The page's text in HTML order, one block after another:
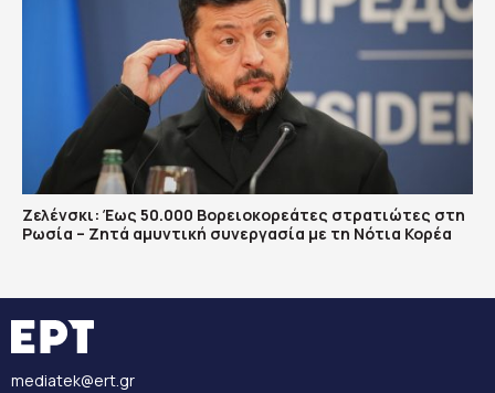
Ζελένσκι: Έως 50.000 Βορειοκορεάτες στρατιώτες στη
Ρωσία – Ζητά αμυντική συνεργασία με τη Νότια Κορέα
mediatek@ert.gr